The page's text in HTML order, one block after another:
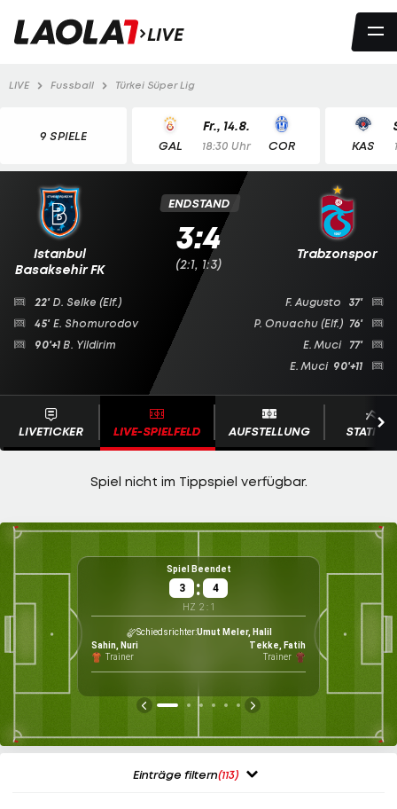
LIVE
LIVE Fussball Türkei Süper Lig
9 SPIELE
GAL COR
Fr., 14.8.
18:30 Uhr KAS
Istanbul
Basaksehir FK
Trabzonspor
ENDSTAND
3:4
(2:1, 1:3)
22' D. Selke (Elf.)
45' E. Shomurodov
90'+1 B. Yildirim
F. Augusto
37'
P. Onuachu (Elf.) 76'
E. Muci 77'
E. Muci 90'+11
LIVETICKER LIVE-SPIELFELD AUFSTELLUNG
Spiel Beendet
3 : 4
HZ 2 : 1
Umut Meler, Halil
Schiedsrichter
Sahin, Nuri
Trainer
Tekke, Fatih
Trainer
Einträge filtern(113)